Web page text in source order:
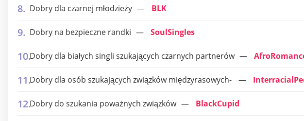
Dobry dla czarnej młodzieży BLK
Dobry na bezpieczne randki SoulSingles
Dobry dla białych singli szukających czarnych partnerów
Dobry dla osób szukających związków międzyrasowych-
Dobry do szukania poważnych związków BlackCupid